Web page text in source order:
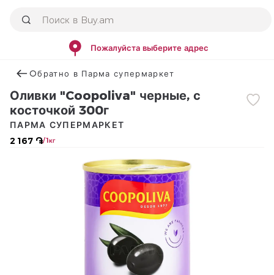
Пожалуйста выберите адрес
Օбратно в Парма супермаркет
Оливки "Coopoliva" черные, с
косточкой 300г
2 167 ֏/ 1кг
ПАРМА СУПЕРМАРКЕТ